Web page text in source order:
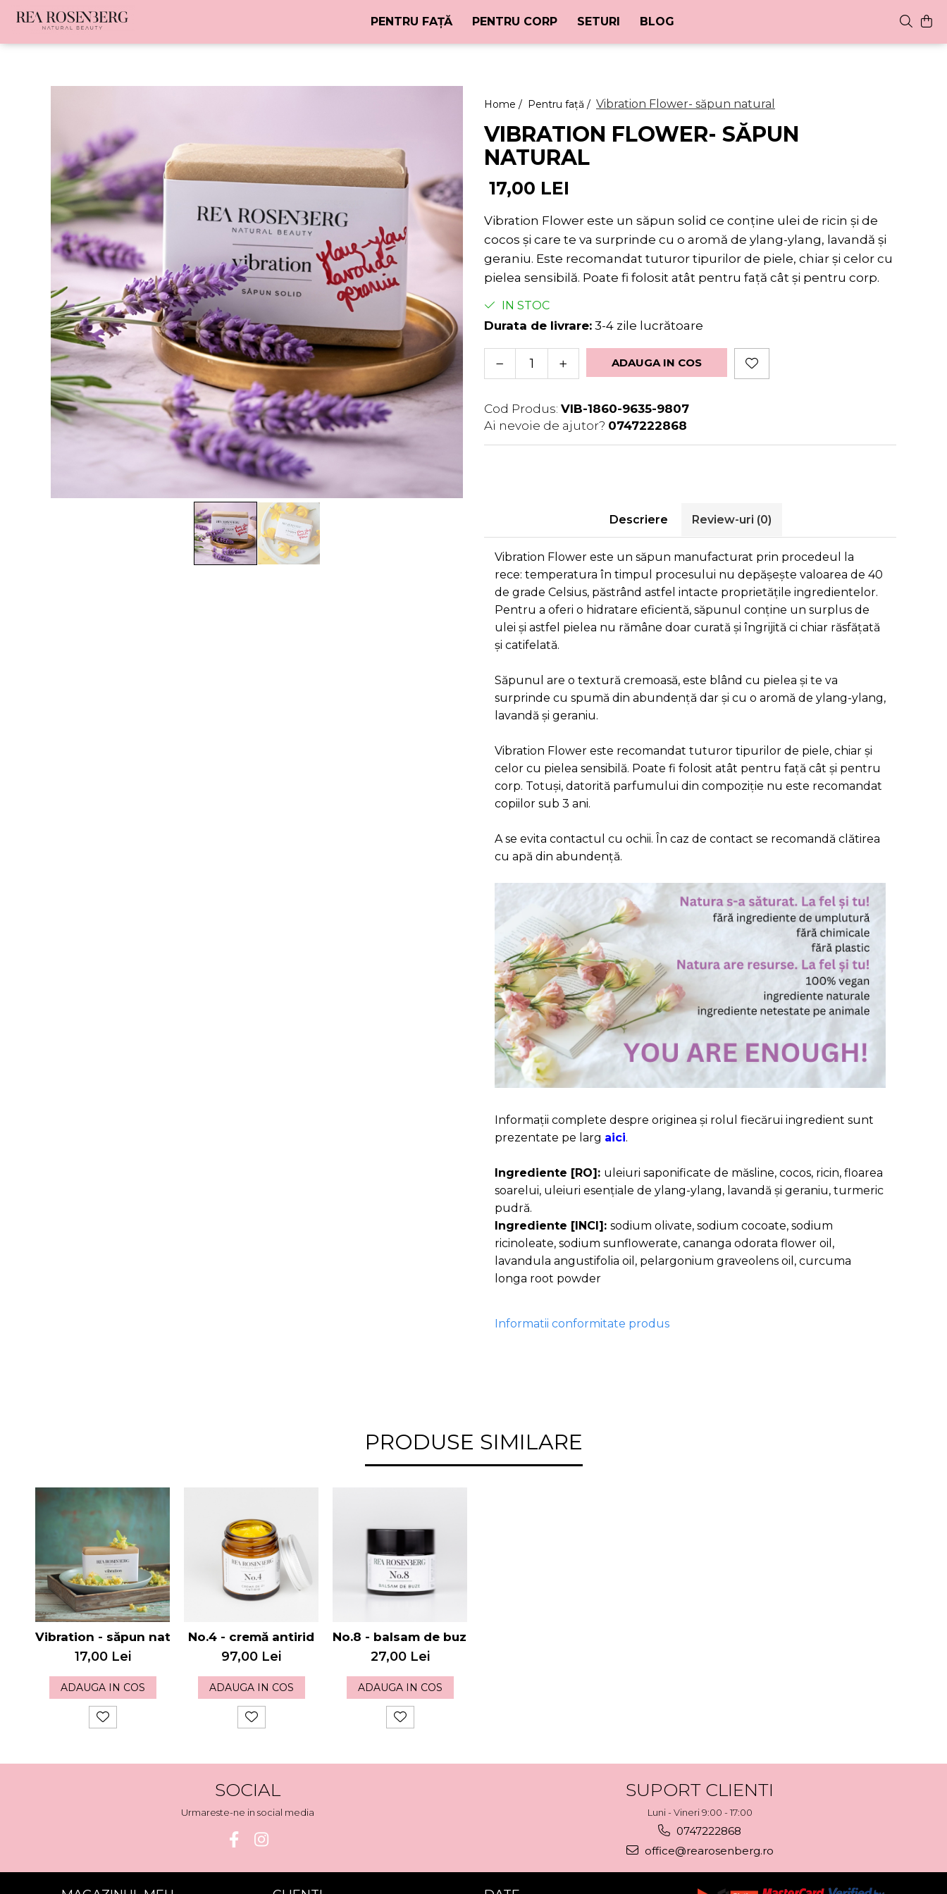
PENTRU FAȚĂ PENTRU CORP SETURI BLOG
Home / Pentru față / Vibration Flower- săpun natural
VIBRATION FLOWER- SĂPUN
NATURAL
17,00 LEI
Vibration Flower este un săpun solid ce conține ulei de ricin și de
cocos și care te va surprinde cu o aromă de ylang-ylang, lavandă și
geraniu. Este recomandat tuturor tipurilor de piele, chiar și celor cu
pielea sensibilă. Poate fi folosit atât pentru față cât și pentru corp.
IN STOC
Durata de livrare: 3-4 zile lucrătoare
ADAUGA IN COS
Cod Produs: VIB-1860-9635-9807
Ai nevoie de ajutor? 0747222868
Descriere
Review-uri (0)
Vibration Flower este un săpun manufacturat prin procedeul la
rece: temperatura în timpul procesului nu depășește valoarea de 40
de grade Celsius, păstrând astfel intacte proprietățile ingredientelor.
Pentru a oferi o hidratare eficientă, săpunul conține un surplus de
ulei și astfel pielea nu rămâne doar curată și îngrijită ci chiar răsfățată
și catifelată.
Săpunul are o textură cremoasă, este blând cu pielea și te va
surprinde cu spumă din abundență dar și cu o aromă de ylang-ylang,
lavandă și geraniu.
Vibration Flower este recomandat tuturor tipurilor de piele, chiar și
celor cu pielea sensibilă. Poate fi folosit atât pentru față cât și pentru
corp. Totuși, datorită parfumului din compoziție nu este recomandat
copiilor sub 3 ani.
A se evita contactul cu ochii. În caz de contact se recomandă clătirea
cu apă din abundenţă.
Informații complete despre originea și rolul fiecărui ingredient sunt
prezentate pe larg aici.
Ingrediente [RO] : uleiuri saponificate de măsline, cocos, ricin, floarea
soarelui, uleiuri esențiale de ylang-ylang, lavandă și geraniu, turmeric
pudră.
Ingrediente [ INCI ] : sodium olivate, sodium cocoate, sodium
ricinoleate, sodium sunflowerate, cananga odorata flower oil,
lavandula angustifolia oil, pelargonium graveolens oil, curcuma
longa root powder
Informatii conformitate produs
PRODUSE SIMILARE
Vibration - săpun natural
17,00 Lei
ADAUGA IN COS
No.4 - cremă antirid
97,00 Lei
ADAUGA IN COS
No.8 - balsam de buze
27,00 Lei
ADAUGA IN COS
SOCIAL
Urmareste-ne in social media
SUPORT CLIENTI
Luni - Vineri 9:00 - 17:00
0747222868
office@rearosenberg.ro